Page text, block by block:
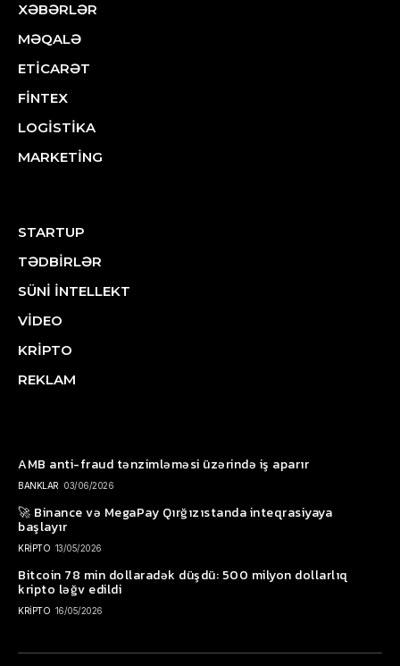
XƏBƏRLƏR
MƏQALƏ
ETİCARƏT
FİNTEX
LOGİSTİKA
MARKETİNG
STARTUP
TƏDBİRLƏR
SÜNİ İNTELLEKT
VİDEO
KRİPTO
REKLAM
AMB anti-fraud tənzimləməsi üzərində iş aparır
BANKLAR 03/06/2026
🚀 Binance və MegaPay Qırğızıstanda inteqrasiyaya
başlayır
KRİPTO 13/05/2026
Bitcoin 78 min dollaradək düşdü: 500 milyon dollarlıq
kripto ləğv edildi
KRİPTO 16/05/2026